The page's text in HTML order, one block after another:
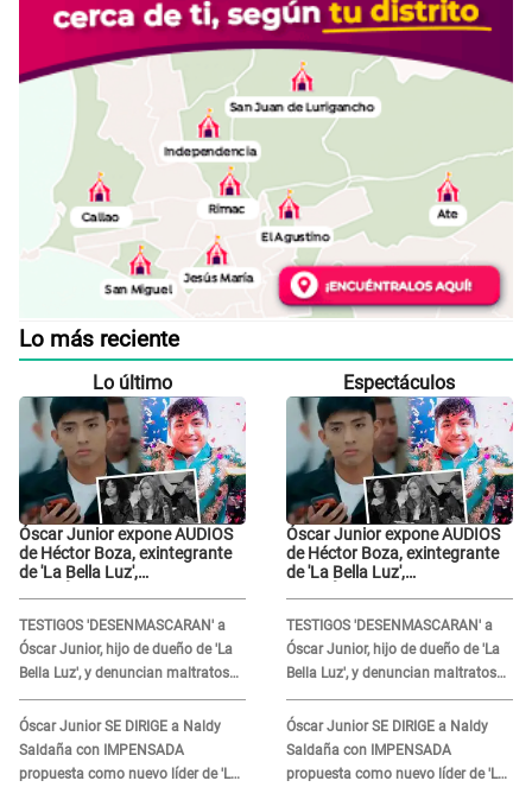
Lo más reciente
Lo último
Óscar Junior expone AUDIOS
de Héctor Boza, exintegrante
de 'La Bella Luz',
"Grábame..."
TESTIGOS 'DESENMASCARAN' a
Óscar Junior, hijo de dueño de 'La
Bella Luz', y denuncian maltratos
en la orquesta: "Los humilla..."
Óscar Junior SE DIRIGE a Naldy
Saldaña con IMPENSADA
propuesta como nuevo líder de 'La
Espectáculos
Óscar Junior expone AUDIOS
de Héctor Boza, exintegrante
de 'La Bella Luz',
"Grábame..."
TESTIGOS 'DESENMASCARAN' a
Óscar Junior, hijo de dueño de 'La
Bella Luz', y denuncian maltratos
en la orquesta: "Los humilla..."
Óscar Junior SE DIRIGE a Naldy
Saldaña con IMPENSADA
propuesta como nuevo líder de 'La